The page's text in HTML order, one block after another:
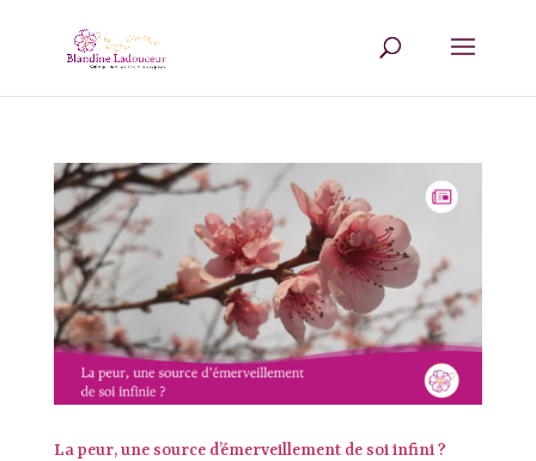
La peur, une source d’émerveillement de soi infini ?